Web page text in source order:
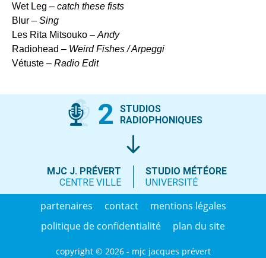
Wet Leg – catch these fists
Blur – Sing
Les Rita Mitsouko – Andy
Radiohead – Weird Fishes / Arpeggi
Vétuste – Radio Edit
2
STUDIOS
RADIOPHONIQUES
MJC J. PRÉVERT
CENTRE VILLE
STUDIO MÉTÉORE
UNIVERSITÉ
partenaires contact
mentions légales
politique de confidentialité
plan du site
copyright © 2026 - mjc jacques prévert